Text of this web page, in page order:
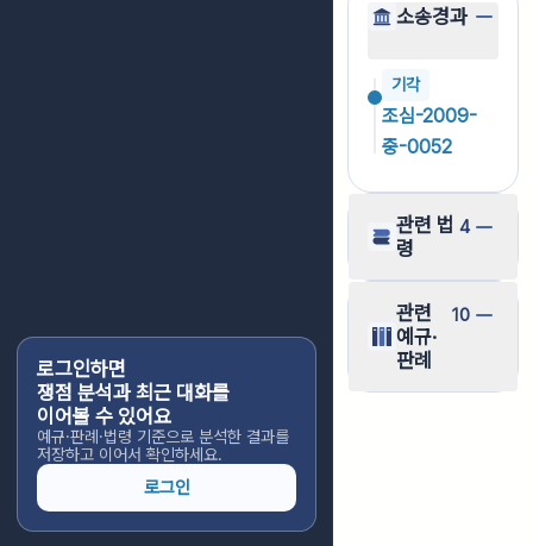
로그인하면
쟁점 분석과 최근 대화를
이어볼 수 있어요
예규·판례·법령 기준으로 분석한 결과를
저장하고 이어서 확인하세요.
로그인
소송경과
기각
조심-2009-
중-0052
관련 법
령
4
관련
예규·
판례
10